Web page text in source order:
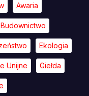
Awaria
Budownictwo
Ekologia
Unijne Giełda